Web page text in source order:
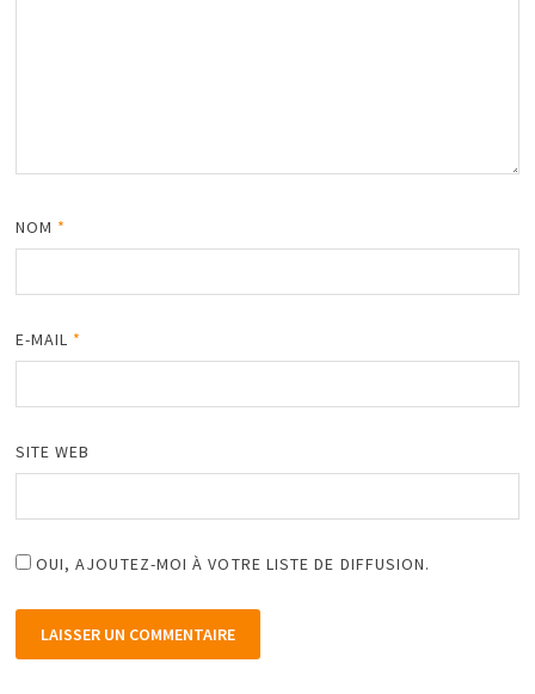
NOM *
E-MAIL *
SITE WEB
OUI, AJOUTEZ-MOI À VOTRE LISTE DE DIFFUSION.